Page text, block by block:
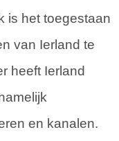
is het toegestaan
van Ierland te
heeft Ierland
en kanalen.